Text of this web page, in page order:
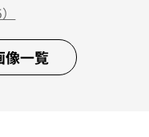
像一覧